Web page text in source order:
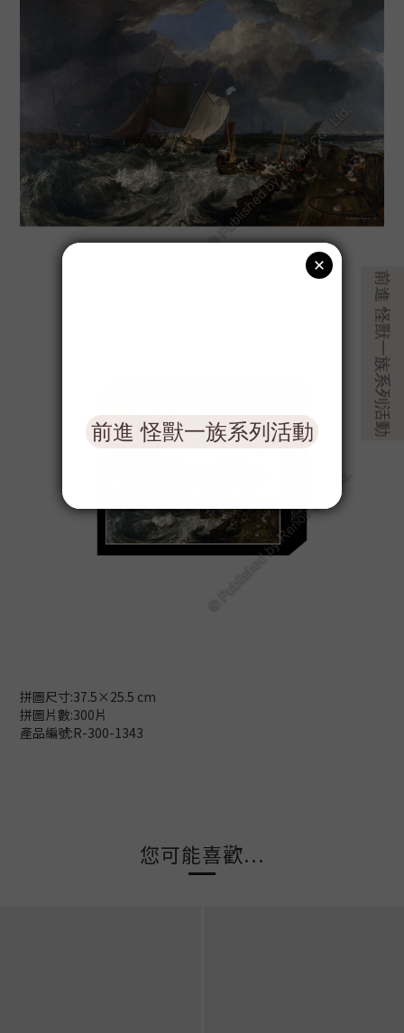
拼圖尺寸:37.5×25.5 cm
拼圖片數:300片
產品編號:R-300-1343
您可能喜歡...